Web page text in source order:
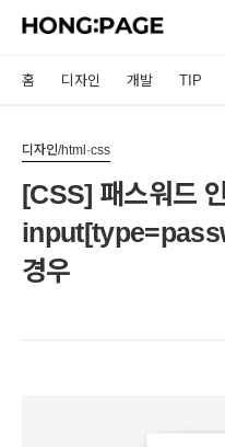
홈 디자인 개발 TIP
디자인/html·css
[CSS] 패스워드
경우